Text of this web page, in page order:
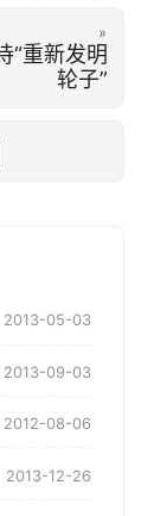
»
“重新发明
轮子”
2013-05-03
2013-09-03
2012-08-06
2013-12-26